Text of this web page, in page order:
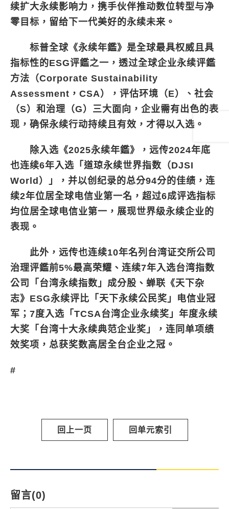
续扩大永续影响力，携手伙伴推动数位转型与净
零目标，留给下一代美好的永续未来。
标普全球《永续年鑑》是全球最具权威且具
指标性的ESG评鑑之一，透过全球企业永续评鑑
方法（Corporate Sustainability
Assessment，CSA），评估环境（E）、社会
（S）和治理（G）三大面向，企业需有出色的表
现，确保永续行动持续且有效，才得以入选。
除入选《2025永续年鑑》，远传2024年底
也连续6年入选「道琼永续世界指数（DJSI
World）」，并以创纪录的总分94分的佳绩，连
续2年位居全球电信业第一名，超过6成评选指标
均位居全球电信业第一，展现世界级永续企业的
表现。
此外，远传也连续10年名列台湾证交所公司
治理评鑑前5%最高荣耀、连续7年入选台湾指数
公司「台湾永续指数」成分股、蝉联《天下杂
志》ESG永续评比「天下永续公民奖」电信业冠
军；7度入选「TCSA台湾企业永续奖」年度永续
大奖「台湾十大永续典范企业奖」，连同单项绩
效奖项，总获奖数高居全台企业之冠。
#
回上一页 回单元索引
留言(0)